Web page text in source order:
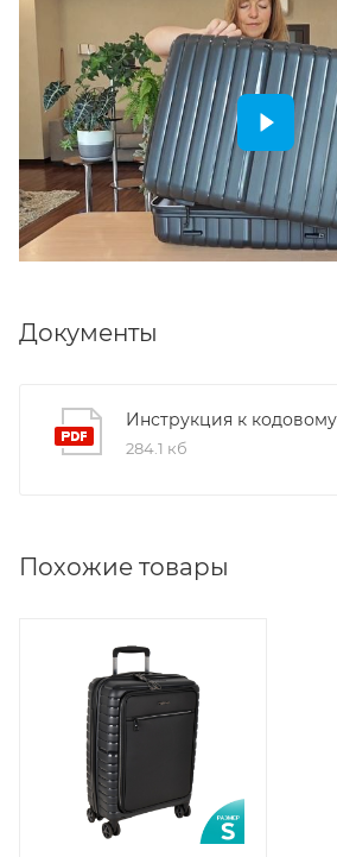
Документы
Инструкция к
284.1 кб
Похожие товары